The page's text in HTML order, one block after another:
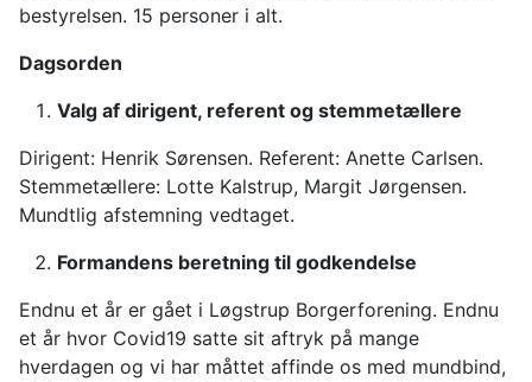
bestyrelsen. 15 personer i alt.
Dagsorden
Valg af dirigent, referent og stemmetællere
Dirigent: Henrik Sørensen. Referent: Anette Carlsen.
Stemmetællere: Lotte Kalstrup, Margit Jørgensen.
Mundtlig afstemning vedtaget.
Formandens beretning til godkendelse
Endnu et år er gået i Løgstrup Borgerforening. Endnu
et år hvor Covid19 satte sit aftryk på mange
hverdagen og vi har måttet affinde os med mundbind,